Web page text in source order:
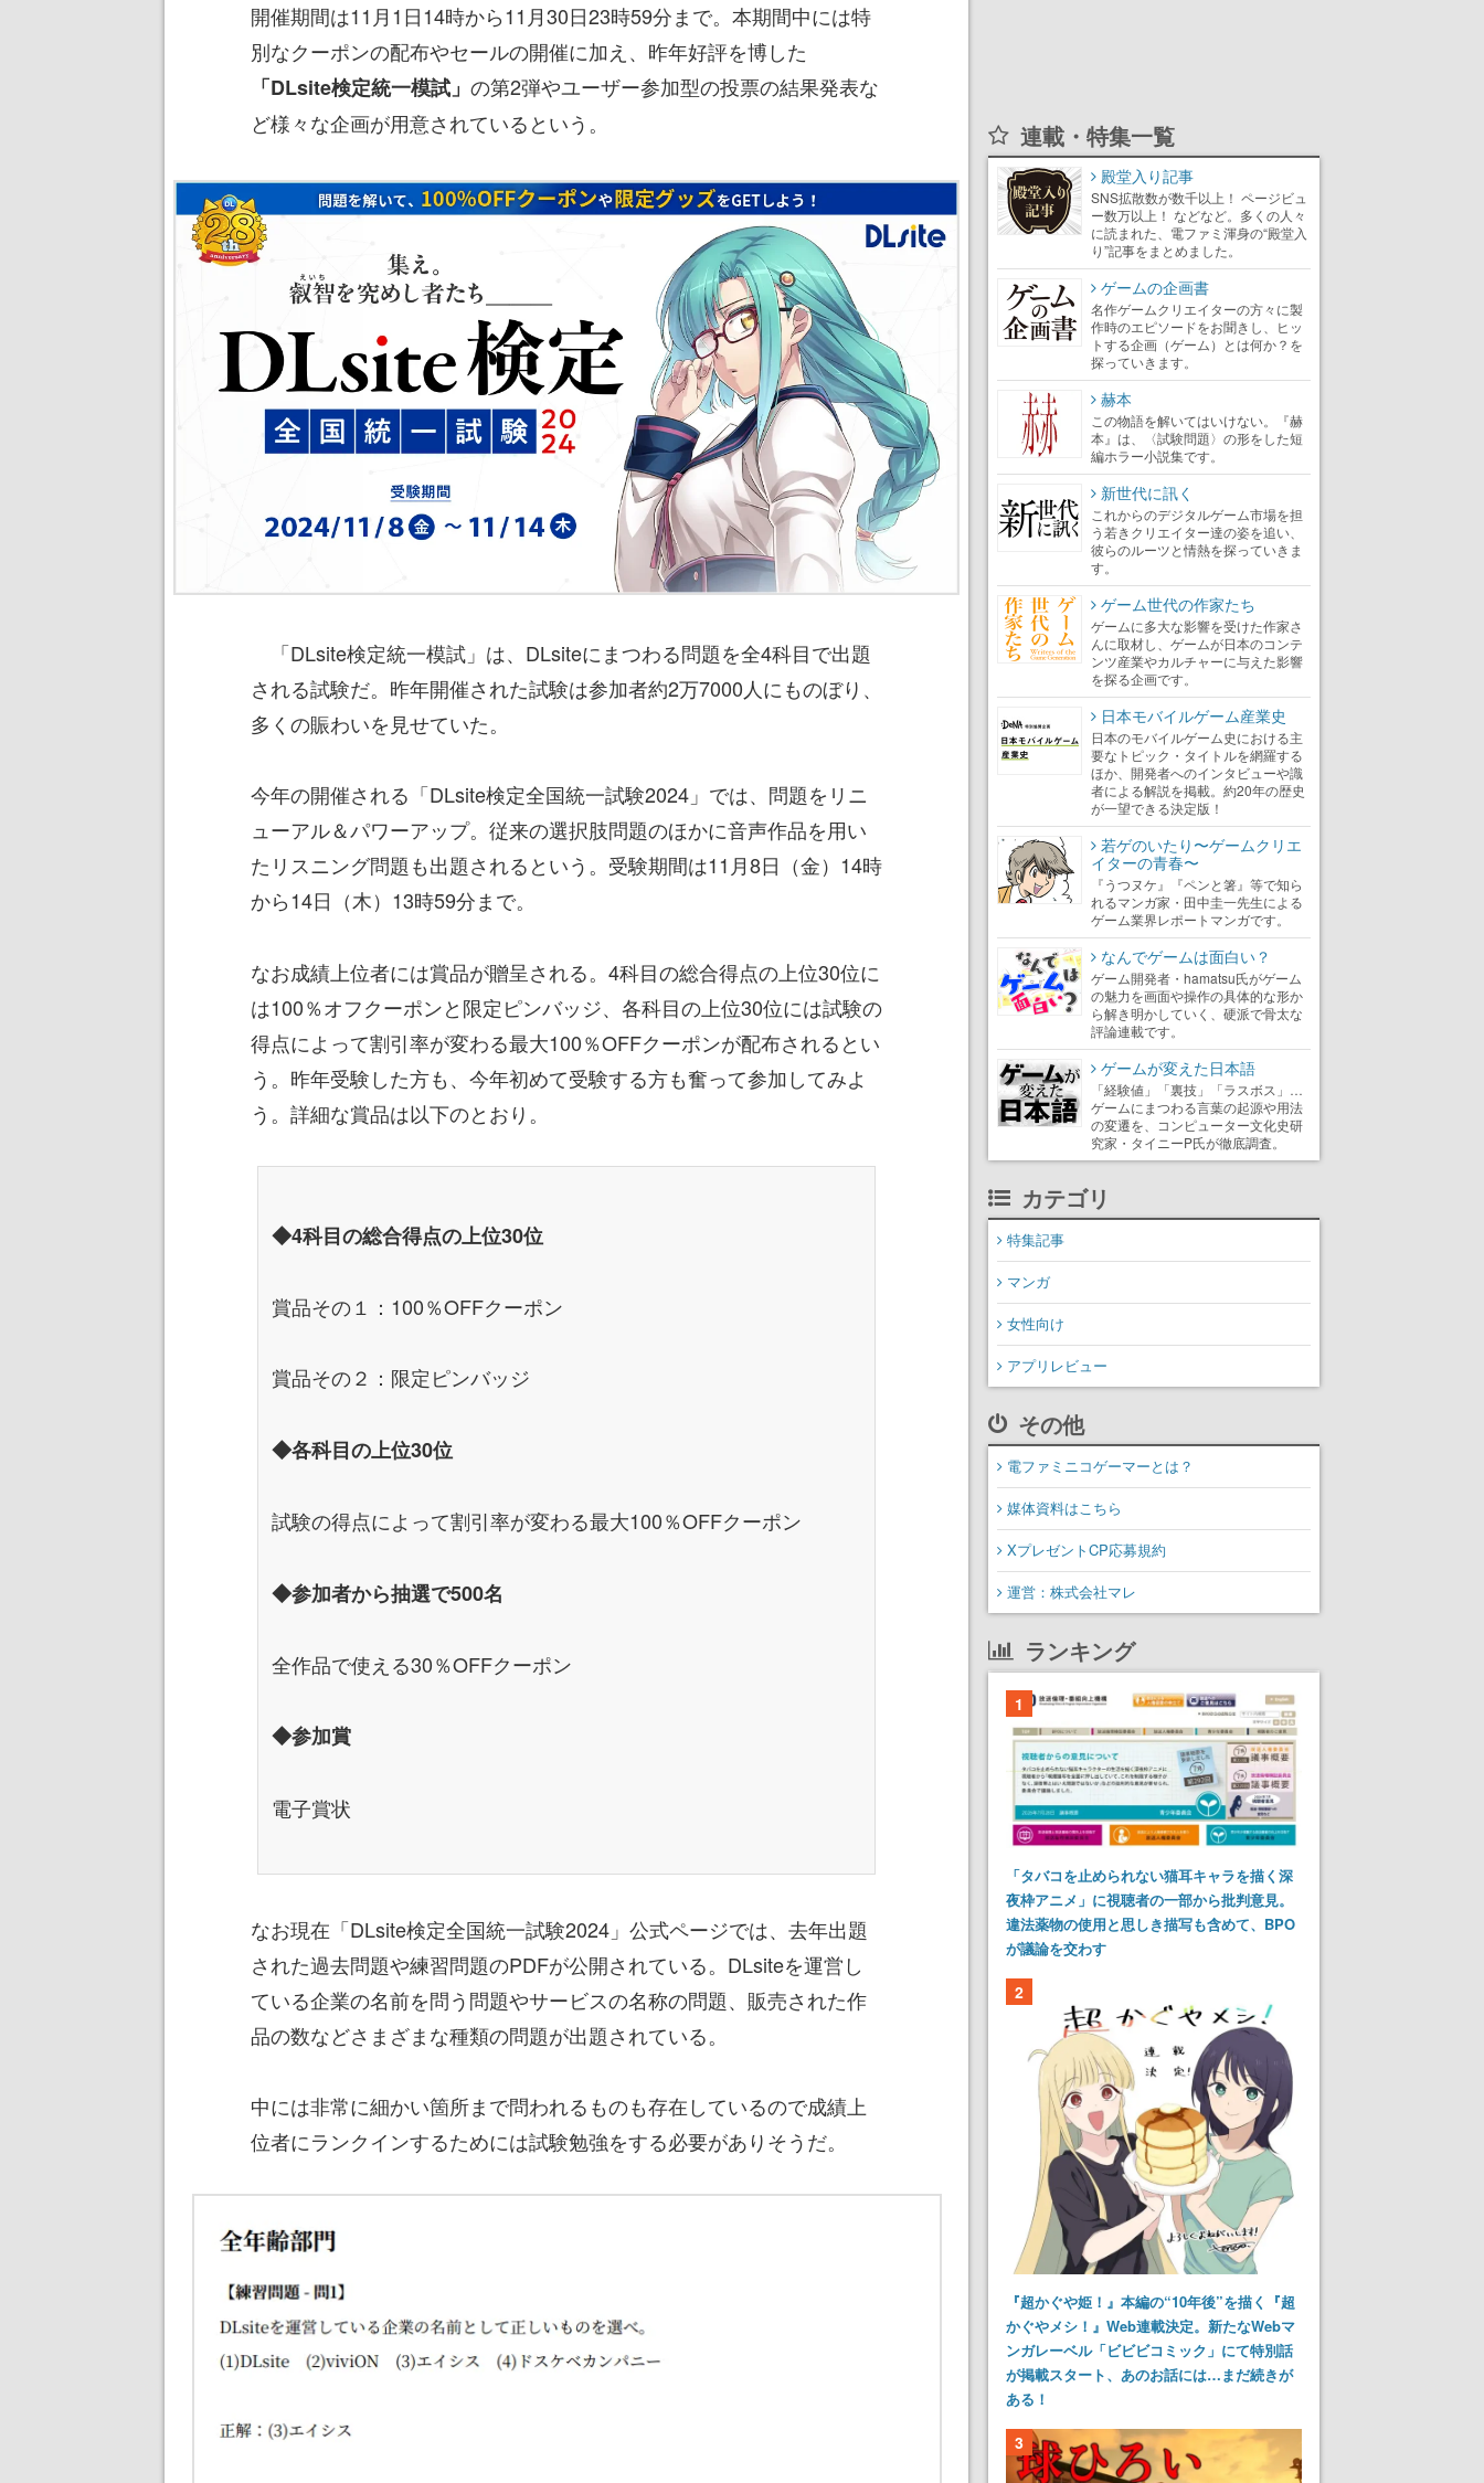
開催期間は11月1日14時から11月30日23時59分まで。本期間中には特
別なクーポンの配布やセールの開催に加え、昨年好評を博した
「DLsite検定統一模試」 の第2弾やユーザー参加型の投票の結果発表な
ど様々な企画が用意されているという。
「DLsite検定統一模試」は、DLsiteにまつわる問題を全4科目で出題
される試験だ。昨年開催された試験は参加者約2万7000人にものぼり、
多くの賑わいを見せていた。
今年の開催される「DLsite検定全国統一試験2024」では、問題をリニ
ューアル＆パワーアップ。従来の選択肢問題のほかに音声作品を用い
たリスニング問題も出題されるという。受験期間は11月8日（金）14時
から14日（木）13時59分まで。
なお成績上位者には賞品が贈呈される。4科目の総合得点の上位30位に
は100％オフクーポンと限定ピンバッジ、各科目の上位30位には試験の
得点によって割引率が変わる最大100％OFFクーポンが配布されるとい
う。昨年受験した方も、今年初めて受験する方も奮って参加してみよ
う。詳細な賞品は以下のとおり。
◆4科目の総合得点の上位30位
賞品その１：100％OFFクーポン
賞品その２：限定ピンバッジ
◆各科目の上位30位
試験の得点によって割引率が変わる最大100％OFFクーポン
◆参加者から抽選で500名
全作品で使える30％OFFクーポン
◆参加賞
電子賞状
なお現在「DLsite検定全国統一試験2024」公式ページでは、去年出題
された過去問題や練習問題のPDFが公開されている。DLsiteを運営し
ている企業の名前を問う問題やサービスの名称の問題、販売された作
品の数などさまざまな種類の問題が出題されている。
中には非常に細かい箇所まで問われるものも存在しているので成績上
位者にランクインするためには試験勉強をする必要がありそうだ。
連載・特集一覧
殿堂入り記事
SNS拡散数が数千以上！ ページビュ
ー数万以上！ などなど。多くの人々
に読まれた、電ファミ渾身の“殿堂入
り”記事をまとめました。
ゲームの企画書
名作ゲームクリエイターの方々に製
作時のエピソードをお聞きし、ヒッ
トする企画（ゲーム）とは何か？を
探っていきます。
赫本
この物語を解いてはいけない。『赫
本』は、〈試験問題〉の形をした短
編ホラー小説集です。
新世代に訊く
これからのデジタルゲーム市場を担
う若きクリエイター達の姿を追い、
彼らのルーツと情熱を探っていきま
す。
ゲーム世代の作家たち
ゲームに多大な影響を受けた作家さ
んに取材し、ゲームが日本のコンテ
ンツ産業やカルチャーに与えた影響
を探る企画です。
日本モバイルゲーム産業史
日本のモバイルゲーム史における主
要なトピック・タイトルを網羅する
ほか、開発者へのインタビューや識
者による解説を掲載。約20年の歴史
が一望できる決定版！
若ゲのいたり〜ゲームクリエ
イターの青春〜
『うつヌケ』『ペンと箸』等で知ら
れるマンガ家・田中圭一先生による
ゲーム業界レポートマンガです。
なんでゲームは面白い？
ゲーム開発者・hamatsu氏がゲーム
の魅力を画面や操作の具体的な形か
ら解き明かしていく、硬派で骨太な
評論連載です。
ゲームが変えた日本語
「経験値」「裏技」「ラスボス」…
ゲームにまつわる言葉の起源や用法
の変遷を、コンピューター文化史研
究家・タイニーP氏が徹底調査。
カテゴリ
特集記事
マンガ
女性向け
アプリレビュー
その他
電ファミニコゲーマーとは？
媒体資料はこちら
XプレゼントCP応募規約
運営：株式会社マレ
ランキング
1
「タバコを止められない猫耳キャラを描く深
夜枠アニメ」に視聴者の一部から批判意見。
違法薬物の使用と思しき描写も含めて、BPO
が議論を交わす
2
『超かぐや姫！』本編の“10年後”を描く『超
かぐやメシ！』Web連載決定。新たなWebマ
ンガレーベル「ビビビコミック」にて特別話
が掲載スタート、あのお話には…まだ続きが
ある！
3